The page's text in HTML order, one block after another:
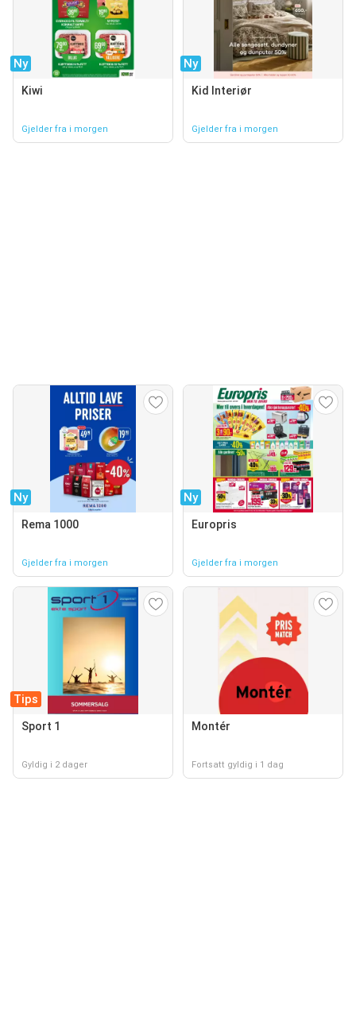
Ny
Kiwi
Gjelder fra i morgen
Ny
Kid Interiør
Gjelder fra i morgen
Ny
Rema 1000
Gjelder fra i morgen
Ny
Europris
Gjelder fra i morgen
Tips
Sport 1
Gyldig i 2 dager
Montér
Fortsatt gyldig i 1 dag